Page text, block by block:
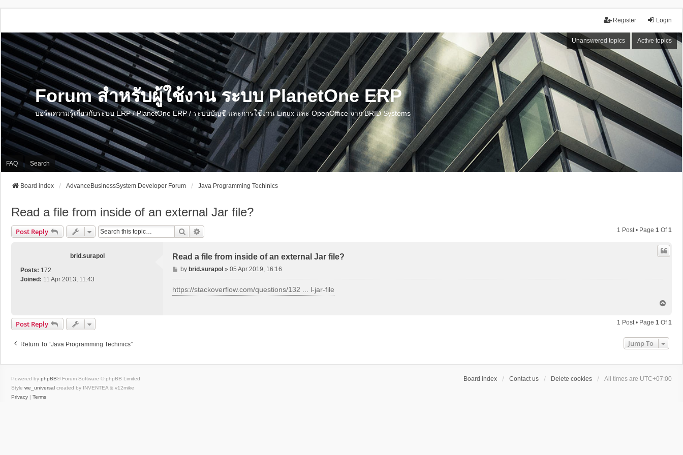
Login
Register
Unanswered topics Active topics
Forum สำหรับผู้ใช้งาน ระบบ PlanetOne ERP
บอร์ดความรู้เกี่ยวกับระบบ ERP / PlanetOne ERP / ระบบบัญชี และการใช้งาน Linux และ OpenOffice จาก BRID Systems
FAQ Search
Board index AdvanceBusinessSystem Developer Forum Java Programming Techinics
Read a file from inside of an external Jar file?
Post Reply Search 1 Post • Page 1 Of1
brid.surapol
Posts: 172
Joined: 11 Apr 2013, 11:43
Read a file from inside of an external Jar file?
P
o
s
t
by brid.surapol» 05 Apr 2019, 16:16
https://stackoverflow.com/questions/132 ... l-jar-file
p
Post Reply 1 Post • Page 1 Of1
Return To “Java Programming Techinics” Jump To
Board index Contact us Delete cookies All times are UTC+07:00
Powered by phpBB® Forum Software © phpBB Limited
Style we_universal created by INVENTEA & v12mike
Privacy | Terms